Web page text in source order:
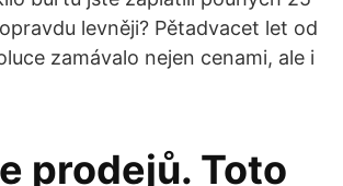
levněji? Pětadvacet let od
zamávalo nejen cenami, ale i
prodejů. Toto